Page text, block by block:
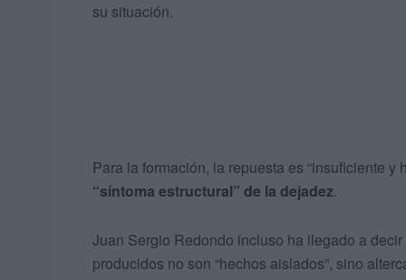
su situación.
Para la formación, la repuesta es “insuficiente y
“síntoma estructural” de la dejadez.
Juan Sergio Redondo incluso ha llegado a
producidos no son “hechos aislados”, sino